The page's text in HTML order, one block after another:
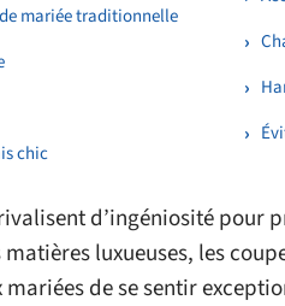
mariée traditionnelle
chic
d’ingéniosité pour
luxueuses, les
de se sentir